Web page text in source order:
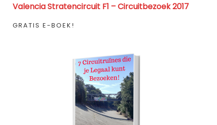
Valencia Stratencircuit F1 – Circuitbezoek 2017
GRATIS E-BOEK!